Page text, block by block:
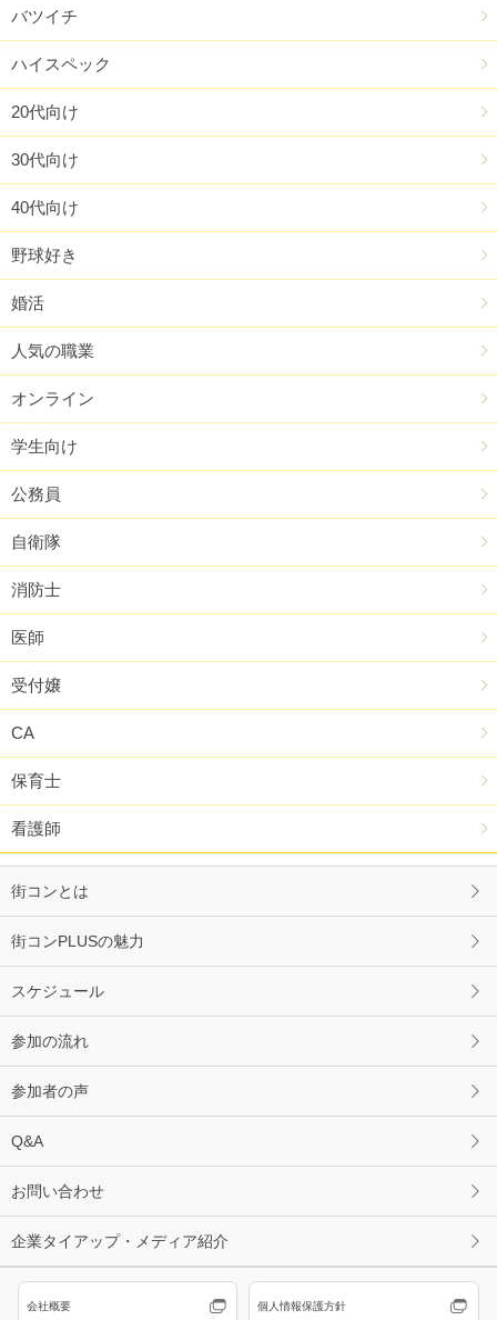
バツイチ
ハイスペック
20代向け
30代向け
40代向け
野球好き
婚活
人気の職業
オンライン
学生向け
公務員
自衛隊
消防士
医師
受付嬢
CA
保育士
看護師
街コンとは
街コンPLUSの魅力
スケジュール
参加の流れ
参加者の声
Q&A
お問い合わせ
企業タイアップ・メディア紹介
会社概要 個人情報保護方針